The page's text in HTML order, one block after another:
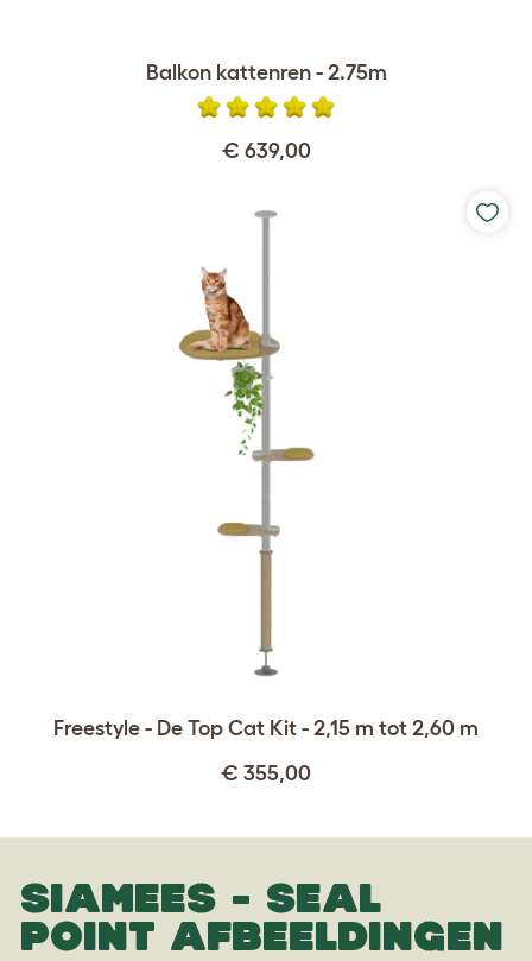
Balkon kattenren - 2.75m
€ 639,00
Freestyle - De Top Cat Kit - 2,15 m tot 2,60 m
€ 355,00
SIAMEES - SEAL
POINT AFBEELDINGEN